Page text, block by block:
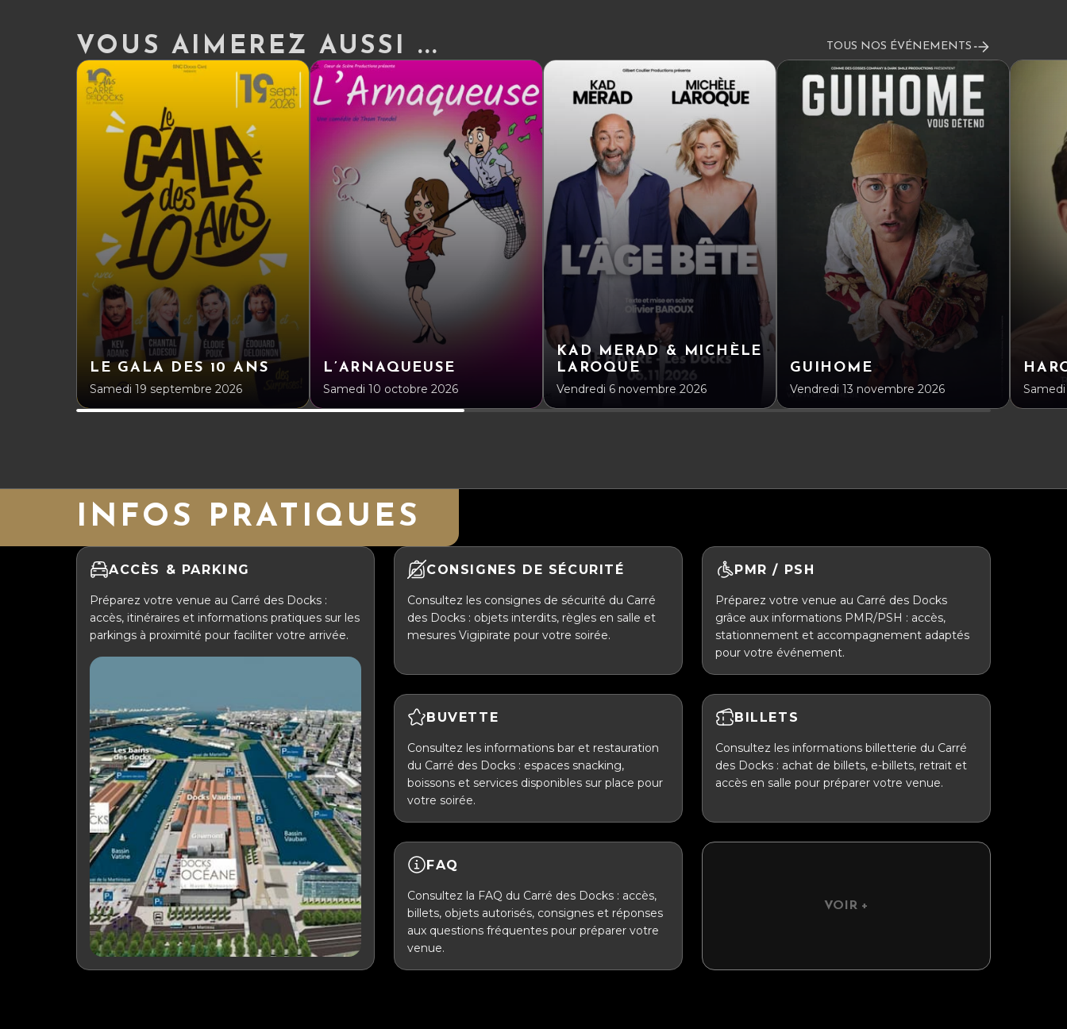
VOUS AIMEREZ AUSSI ... TOUS NOS ÉVÉNEMENTS
LE GALA DES 10 ANS
Samedi 19 septembre 2026
L’ARNAQUEUSE
Samedi 10 octobre 2026
KAD MERAD & MICHÈLE
LAROQUE
Vendredi 6 novembre 2026
GUIHOME
Vendredi 13 novembre 2026
INFOS PRATIQUES
ACCÈS & PARKING
Préparez votre venue au Carré des Docks :
accès, itinéraires et informations pratiques sur les
parkings à proximité pour faciliter votre arrivée.
CONSIGNES DE SÉCURITÉ
Consultez les consignes de sécurité du Carré
des Docks : objets interdits, règles en salle et
mesures Vigipirate pour votre soirée.
PMR / PSH
Préparez votre venue au Carré des Docks
grâce aux informations PMR/PSH : accès,
stationnement et accompagnement adaptés
pour votre événement.
BUVETTE
Consultez les informations bar et restauration
du Carré des Docks : espaces snacking,
boissons et services disponibles sur place pour
votre soirée.
BILLETS
Consultez les informations billetterie du Carré
des Docks : achat de billets, e-billets, retrait et
accès en salle pour préparer votre venue.
FAQ
Consultez la FAQ du Carré des Docks : accès,
billets, objets autorisés, consignes et réponses
aux questions fréquentes pour préparer votre
venue.
VOIR +